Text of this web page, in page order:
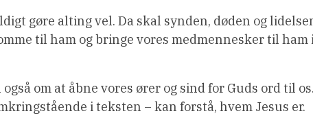
gøre alting vel. Da skal synden, døden og
til ham og bringe vores medmennesker til ham
om at åbne vores ører og sind for Guds ord til
i teksten – kan forstå, hvem Jesus er.